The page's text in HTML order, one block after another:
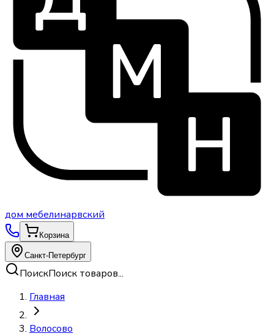
дом мебелинарвский
Корзина
Санкт-Петербург
ПоискПоиск товаров...
Главная
Волосово